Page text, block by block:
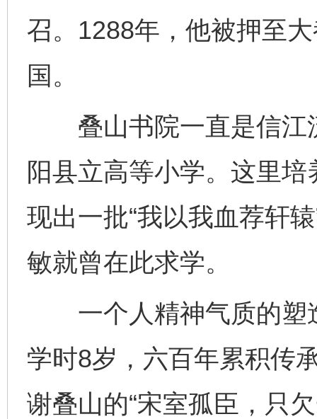
召。1288年，他被押至
国。
叠山书院一直是信江
阳县立高等小学。这里
现出一批“我以我血荐轩
敏就曾在此求学。
一个人精神气质的塑
学时8岁，六百年累积传
谢叠山的“宋室孤臣，只